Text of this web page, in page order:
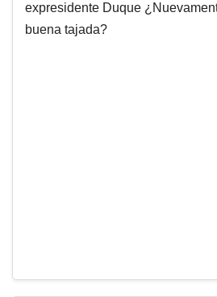
expresidente Duque
buena tajada?